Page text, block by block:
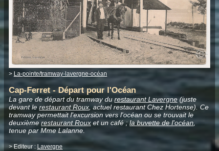
> La-pointe/tramway-lavergne-océan
Cap-Ferret - Départ pour l'Océan
La gare de départ du tramway du restaurant Lavergne (juste
devant lerestaurant Roux, actuel restaurant Chez Hortense). Ce
tramway permettait l'excursion vers l'océan ou se trouvait le
deuxième restaurant Rouxet un café ;la buvette de l'océan,
tenue par Mme Lalanne.
> Editeur : Lavergne